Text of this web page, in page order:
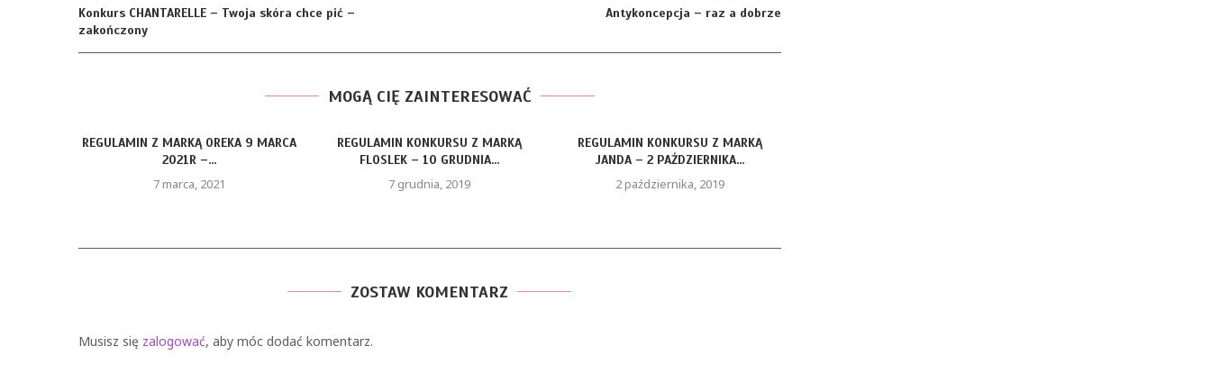
Konkurs CHANTARELLE – Twoja skóra chce pić –
zakończony
Antykoncepcja – raz a dobrze
MOGĄ CIĘ ZAINTERESOWAĆ
REGULAMIN Z MARKĄ OREKA 9 MARCA
2021R –...
7 marca, 2021
REGULAMIN KONKURSU Z MARKĄ
FLOSLEK – 10 GRUDNIA...
7 grudnia, 2019
REGULAMIN KONKURSU Z MARKĄ
JANDA – 2 PAŹDZIERNIKA...
2 października, 2019
ZOSTAW KOMENTARZ
Musisz się zalogować, aby móc dodać komentarz.